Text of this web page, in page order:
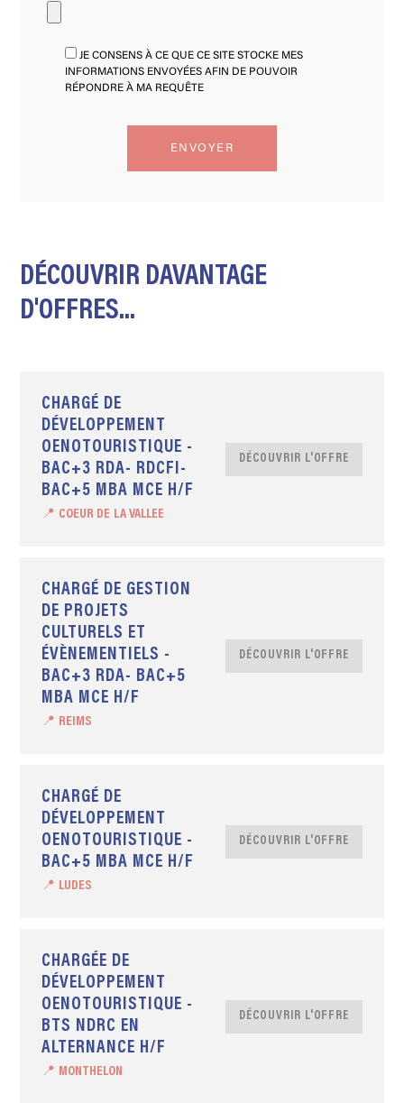
JE CONSENS À CE QUE CE SITE STOCKE MES
INFORMATIONS ENVOYÉES AFIN DE POUVOIR
RÉPONDRE À MA REQUÊTE
DÉCOUVRIR DAVANTAGE
D'OFFRES...
CHARGÉ DE
DÉVELOPPEMENT
OENOTOURISTIQUE -
BAC+3 RDA- RDCFI-
BAC+5 MBA MCE H/F
📍 COEUR DE LA VALLEE
DÉCOUVRIR L'OFFRE
CHARGÉ DE GESTION
DE PROJETS
CULTURELS ET
ÉVÈNEMENTIELS -
BAC+3 RDA- BAC+5
MBA MCE H/F
📍 REIMS
DÉCOUVRIR L'OFFRE
CHARGÉ DE
DÉVELOPPEMENT
OENOTOURISTIQUE -
BAC+5 MBA MCE H/F
📍 LUDES
DÉCOUVRIR L'OFFRE
CHARGÉE DE
DÉVELOPPEMENT
OENOTOURISTIQUE -
BTS NDRC EN
ALTERNANCE H/F
📍 MONTHELON
DÉCOUVRIR L'OFFRE